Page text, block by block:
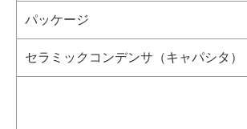
パッケージ
セラミックコンデンサ（キャパシタ）